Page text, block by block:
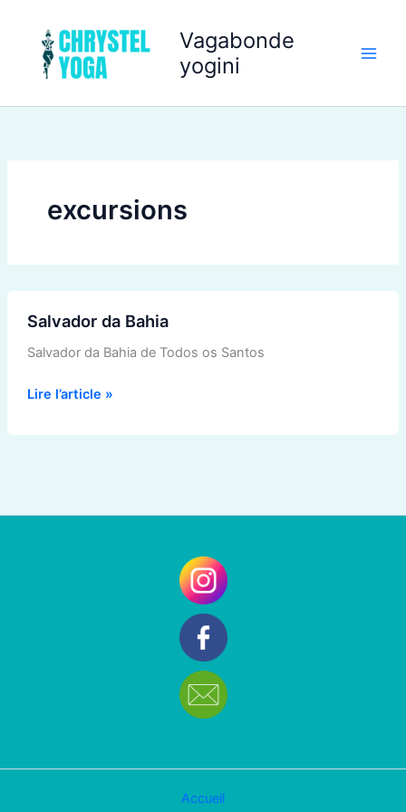
contenu
Vagabonde
yogini
excursions
Salvador da Bahia
Salvador da Bahia de Todos os Santos
da
Bahia
Lire l’article »
Accueil